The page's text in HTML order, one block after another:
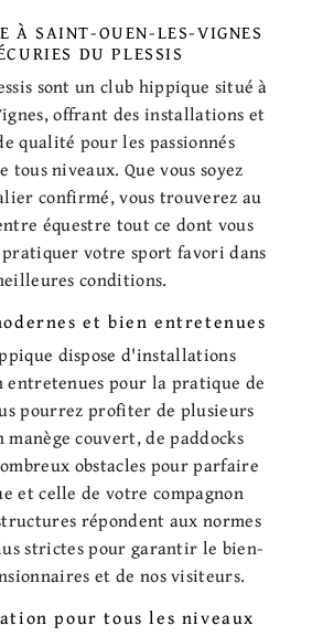
À SAINT-OUEN-LES-VIGNES
DU PLESSIS
sont un club hippique situé à
offrant des installations et
qualité pour les passionnés
niveaux. Que vous soyez
confirmé, vous trouverez au
équestre tout ce dont vous
pratiquer votre sport favori dans
conditions.
et bien entretenues
dispose d'installations
entretenues pour la pratique de
pourrez profiter de plusieurs
couvert, de paddocks
obstacles pour parfaire
et celle de votre compagnon
répondent aux normes
strictes pour garantir le bien-
et de nos visiteurs.
pour tous les niveaux